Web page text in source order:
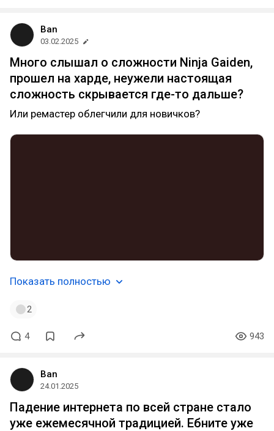
Ban
03.02.2025
Много слышал о сложности Ninja Gaiden,
прошел на харде, неужели настоящая
сложность скрывается где-то дальше?
Или ремастер облегчили для новичков?
Показать полностью
2
4 943
Ban
24.01.2025
Падение интернета по всей стране стало
уже ежемесячной традицией. Ебните уже